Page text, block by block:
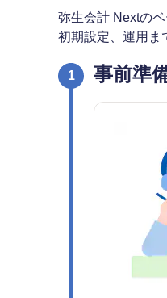
弥生会計 Nextの
初期設定、運用ま
1 事前準